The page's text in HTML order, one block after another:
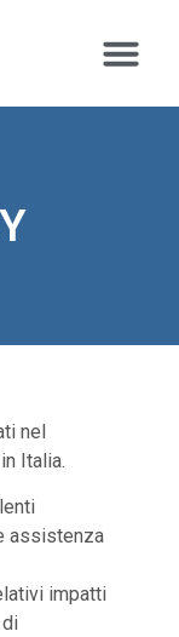
nel
Italia.
assistenza
impatti